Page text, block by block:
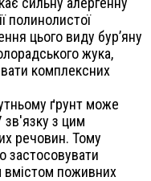
полинолистої
цього виду бур’яну
жука,
комплексних
ґрунт може
зв'язку з цим
речовин. Тому
застосовувати
вмістом поживних